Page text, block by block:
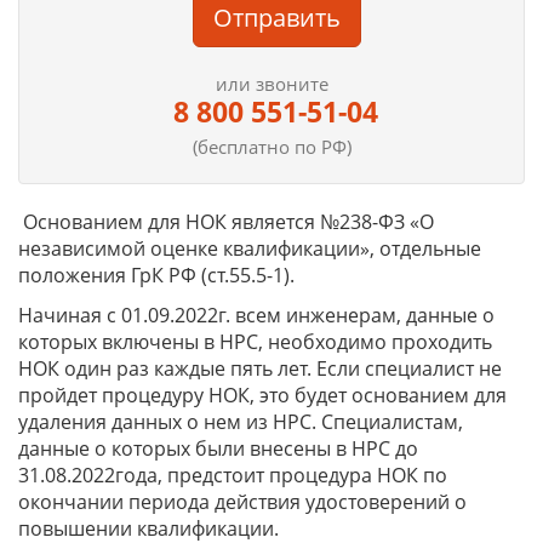
Отправить
или звоните
8 800 551-51-04
(бесплатно по РФ)
Основанием для НОК является №238-ФЗ «О
независимой оценке квалификации», отдельные
положения ГрК РФ (ст.55.5-1).
Начиная с 01.09.2022г. всем инженерам, данные о
которых включены в НРС, необходимо проходить
НОК один раз каждые пять лет. Если специалист не
пройдет процедуру НОК, это будет основанием для
удаления данных о нем из НРС. Специалистам,
данные о которых были внесены в НРС до
31.08.2022года, предстоит процедура НОК по
окончании периода действия удостоверений о
повышении квалификации.